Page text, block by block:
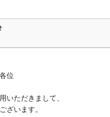
位
いただきまして、
ざいます。